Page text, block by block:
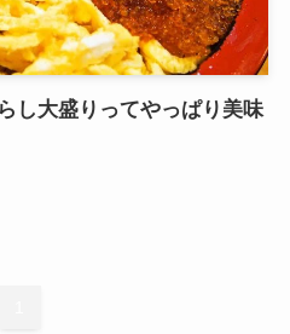
し大盛りってやっぱり美味